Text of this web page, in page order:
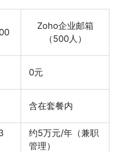
Zoho企业邮箱
（500人）
0元
含在套餐内
约5万元/年（兼职
管理）